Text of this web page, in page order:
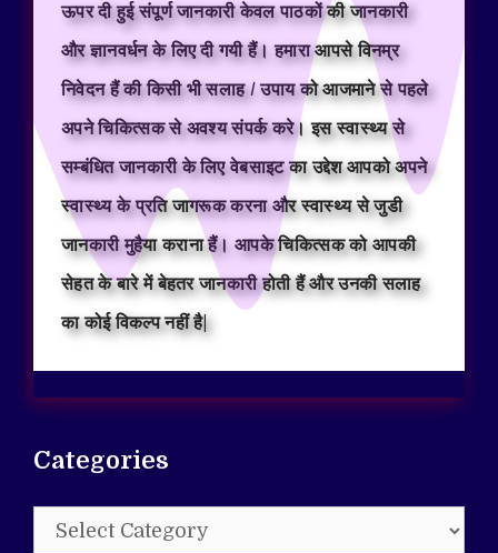
ऊपर दी हुई संपूर्ण जानकारी केवल पाठकों की जानकारी
और ज्ञानवर्धन के लिए दी गयी हैं। हमारा आपसे विनम्र
निवेदन हैं की किसी भी सलाह / उपाय को आजमाने से पहले
अपने चिकित्सक से अवश्य संपर्क करे। इस स्वास्थ्य से
सम्बंधित जानकारी के लिए वेबसाइट का उद्देश आपको अपने
स्वास्थ्य के प्रति जागरूक करना और स्वास्थ्य से जुडी
जानकारी मुहैया कराना हैं। आपके चिकित्सक को आपकी
सेहत के बारे में बेहतर जानकारी होती हैं और उनकी सलाह
का कोई विकल्प नहीं है|
Categories
Categories